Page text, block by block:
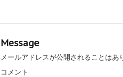
Message
メールアドレスが公開されることはあ
コメント